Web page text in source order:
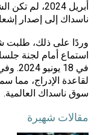
أبريل 2024،
ناسداك إلى إصدار
استماع أمام لجنة
في 18
لقاعدة الإدراج، مما
سوق ناسداك العالمية.
مقالات شهيرة